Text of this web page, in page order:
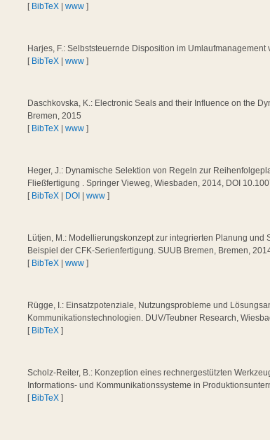
[ BibTeX |www ]
Harjes, F.: Selbststeuernde Disposition im
[ BibTeX |www ]
Daschkovska, K.: Electronic Seals and their Influence on the
Bremen, 2015
[ BibTeX |www ]
Heger, J.: Dynamische Selektion von Regeln zur
Fließfertigung . Springer Vieweg, Wiesbaden, 2014, DOI
[ BibTeX DOI |www ]
Lütjen, M.: Modellierungskonzept zur integrierten Planung
Beispiel der CFK‐Serienfertigung. SUUB Bremen, Bremen,
[ BibTeX |www ]
Rügge, I.: Einsatzpotenziale, Nutzungsprobleme und
Kommunikationstechnologien. DUV/Teubner Research,
[ BibTeX ]
Scholz-Reiter, B.: Konzeption eines rechnergestützten
Informations- und Kommunikationssysteme in
[ BibTeX ]